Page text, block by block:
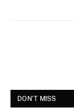
DON'T MISS